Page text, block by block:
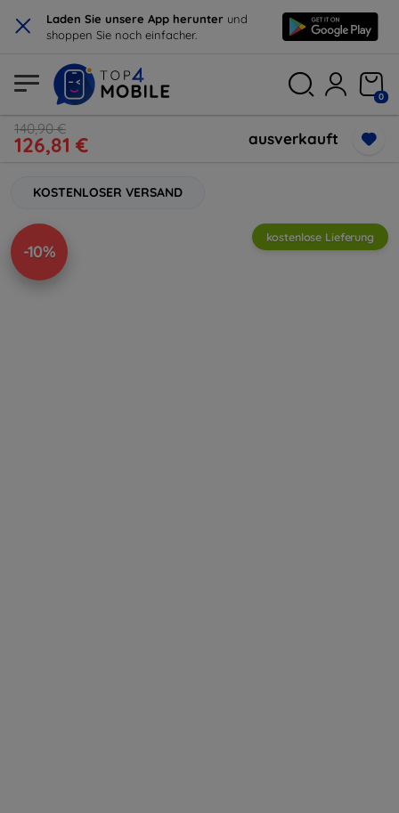
× Laden Sie unsere App herunter und
shoppen Sie noch einfacher.
0
140,90 €
126,81 € ausverkauft
KOSTENLOSER VERSAND
-10%
kostenlose Lieferung